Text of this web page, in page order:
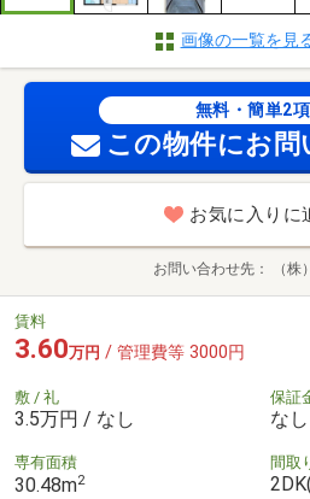
画像の一覧を見
無料・簡単2項
この物件にお問
お気に入りに
お問い合わせ先 （株
賃料
3.60万円 / 管理費等 3000円
敷 / 礼
3.5万円 / なし
保証
なし
専有面積
30.48m2
間取